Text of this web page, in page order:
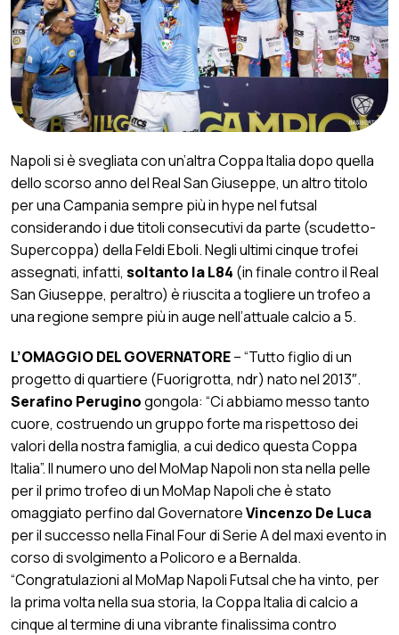
Napoli si è svegliata con un’altra Coppa Italia dopo quella
dello scorso anno del Real San Giuseppe, un altro titolo
per una Campania sempre più in hype nel futsal
considerando i due titoli consecutivi da parte (scudetto-
Supercoppa) della Feldi Eboli. Negli ultimi cinque trofei
assegnati, infatti, soltanto la L84 (in finale contro il Real
San Giuseppe, peraltro) è riuscita a togliere un trofeo a
una regione sempre più in auge nell’attuale calcio a 5.
L’OMAGGIO DEL GOVERNATORE– “Tutto figlio di un
progetto di quartiere (Fuorigrotta, ndr) nato nel 2013″.
Serafino Peruginogongola: “Ci abbiamo messo tanto
cuore, costruendo un gruppo forte ma rispettoso dei
valori della nostra famiglia, a cui dedico questa Coppa
Italia”. Il numero uno del MoMap Napoli non sta nella pelle
per il primo trofeo di un MoMap Napoli che è stato
omaggiato perfino dal GovernatoreVincenzo De Luca
per il successo nella Final Four di Serie A del maxi evento in
corso di svolgimento a Policoro e a Bernalda.
“Congratulazioni al MoMap Napoli Futsal che ha vinto, per
la prima volta nella sua storia, la Coppa Italia di calcio a
cinque al termine di una vibrante finalissima contro